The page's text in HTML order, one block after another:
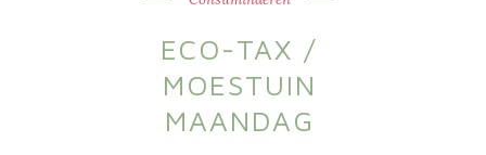
ECO-TAX /
MOESTUIN
MAANDAG